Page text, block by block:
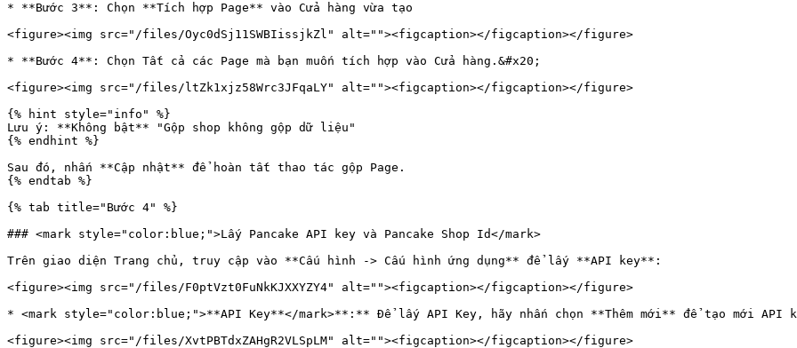
* **Bước 3**: Chọn **Tích hợp Page** vào Cửa hàng vừa tạo
<figure><img src="/files/Oyc0dSj11SWBIissjkZl" alt=""><figcaption></figcaption></figure>
* **Bước 4**: Chọn Tất cả các Page mà bạn muốn tích hợp vào Cửa hàng.&#x20;
<figure><img src="/files/ltZk1xjz58Wrc3JFqaLY" alt=""><figcaption></figcaption></figure>
{% hint style="info" %}
Lưu ý: **Không bật** "Gộp shop không gộp dữ liệu"
{% endhint %}
Sau đó, nhấn **Cập nhật** để hoàn tất thao tác gộp Page.
{% endtab %}
{% tab title="Bước 4" %}
### <mark style="color:blue;">Lấy Pancake API key và Pancake Shop Id</mark>
Trên giao diện Trang chủ, truy cập vào **Cấu hình -> Cấu hình ứng dụng** để lấy **API key**:
<figure><img src="/files/F0ptVzt0FuNkKJXXYZY4" alt=""><figcaption></figcaption></figure>
* <mark style="color:blue;">**API Key**</mark>**:** Để lấy API Key, hãy nhấn chọn **Thêm mới** để tạo mới API
<figure><img src="/files/XvtPBTdxZAHgR2VLSpLM" alt=""><figcaption></figcaption></figure>